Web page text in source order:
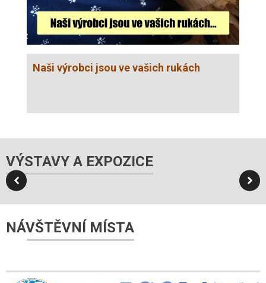
Naši výrobci jsou ve vašich rukách
VÝSTAVY A EXPOZICE
NÁVŠTĚVNÍ MÍSTA